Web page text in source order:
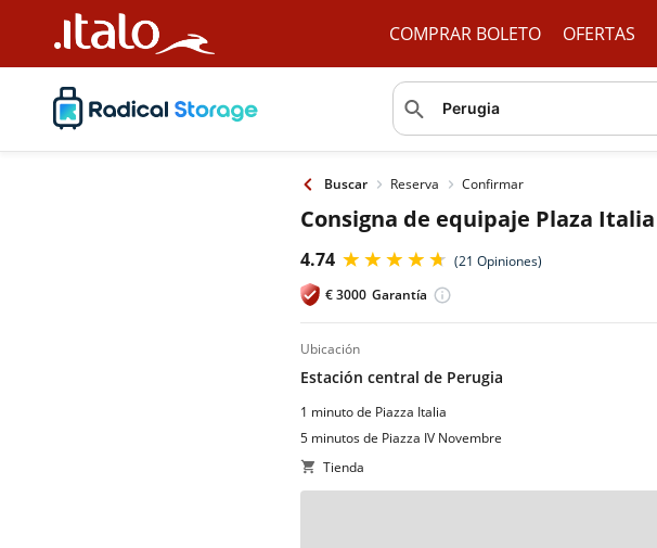
COMPRAR BOLETO OFERTAS
Buscar Reserva Confirmar
Consigna de equipaje Plaza Italia
4.74
(21 Opiniones)
€3000 Garantía
ubicación
Estación central de Perugia
1 minuto de Piazza Italia
5 minutos de Piazza IV Novembre
Tienda